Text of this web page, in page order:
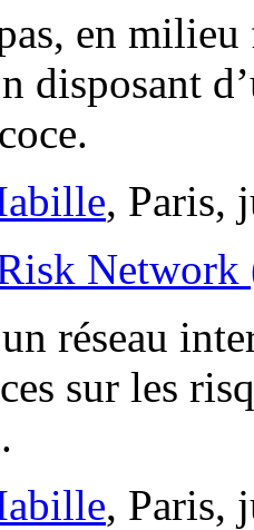
en
disposant
, Paris,
Network
réseau
sur les
, Paris,